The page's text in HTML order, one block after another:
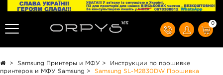
0
> Samsung Принтеры и МФУ >
Инструкции по прошивке
принтеров и МФУ Samsung > Samsung SL-M2830DW Прошивка